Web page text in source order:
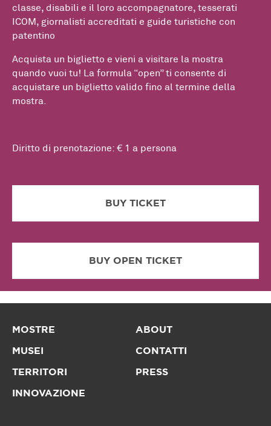
classe, disabili e il loro accompagnatore, tesserati
ICOM, giornalisti accreditati e guide turistiche con
patentino
Acquista un biglietto e vieni a visitare la mostra
quando vuoi tu! La formula “open” ti consente di
acquistare un biglietto valido fino al termine della
mostra.
Diritto di prenotazione: € 1 a persona
BUY TICKET
BUY OPEN TICKET
MOSTRE
MUSEI
TERRITORI
INNOVAZIONE
ABOUT
CONTATTI
PRESS